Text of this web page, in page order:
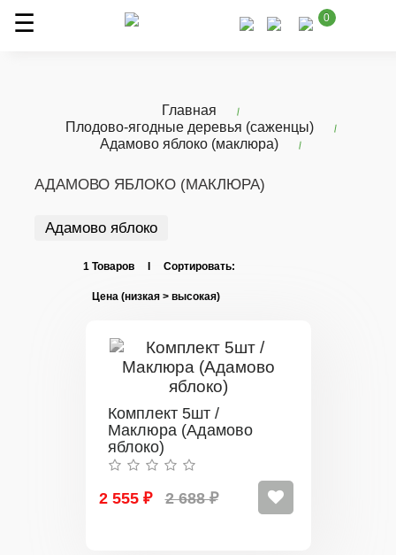
0
Главная
Плодово-ягодные деревья (саженцы)
Адамово яблоко (маклюра)
АДАМОВО ЯБЛОКО (МАКЛЮРА)
Адамово яблоко
1 Товаров I Сортировать:
Комплект 5шт /
Маклюра (Адамово
яблоко)
2 555 ₽ 2 688 ₽